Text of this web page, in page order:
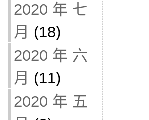
2020 年 七
月 (18)
2020 年 六
月 (11)
2020 年 五